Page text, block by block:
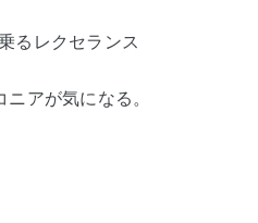
るレクセランス
アが気になる。